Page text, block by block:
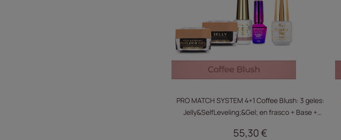
PRO MATCH SYSTEM 4+1 Coffee Blush: 3 geles:
Jelly&SelfLeveling;&Gel; en frasco + Base +
55,30 €